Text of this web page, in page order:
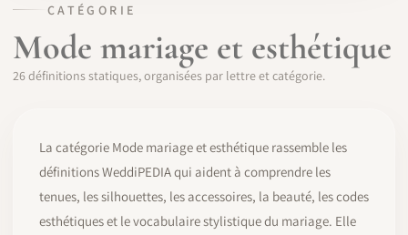
BLOG
À PROPOS
COMMENCER
CONNEXION
CATÉGORIE
Mode mariage et esthétique
26 définitions statiques, organisées par lettre et catégorie.
La catégorie Mode mariage et esthétique rassemble les
définitions WeddiPEDIA qui aident à comprendre les
tenues, les silhouettes, les accessoires, la beauté, les codes
esthétiques et le vocabulaire stylistique du mariage. Elle